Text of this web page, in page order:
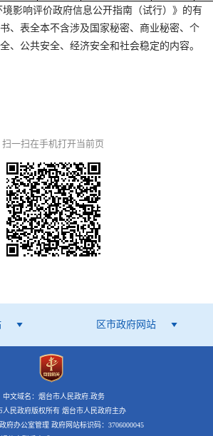
影响评价政府信息公开指南（试行）》的有
、表全本不含涉及国家秘密、商业秘密、个
、公共安全、经济安全和社会稳定的内容。
扫一扫在手机打开当前页
区市政府网站
中文域名：烟台市人民政府.政务
人民政府版权所有 烟台市人民政府主办
府办公室管理 政府网站标识码：3706000045